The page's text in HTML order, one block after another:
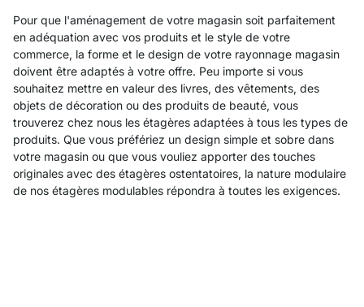
Pour que l'aménagement de votre magasin soit parfaitement
en adéquation avec vos produits et le style de votre
commerce, la forme et le design de votre rayonnage magasin
doivent être adaptés à votre offre. Peu importe si vous
souhaitez mettre en valeur des livres, des vêtements, des
objets de décoration ou des produits de beauté, vous
trouverez chez nous les étagères adaptées à tous les types de
produits. Que vous préfériez un design simple et sobre dans
votre magasin ou que vous vouliez apporter des touches
originales avec des étagères ostentatoires, la nature modulaire
de nos étagères modulables répondra à toutes les exigences.